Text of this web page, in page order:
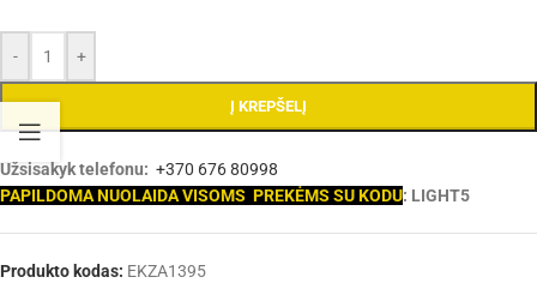
- +
Į KREPŠELĮ
Užsisakyk telefonu: +370 676 80998
PAPILDOMA NUOLAIDA VISOMS PREKĖMS SU KODU: LIGHT5
Produkto kodas: EKZA1395